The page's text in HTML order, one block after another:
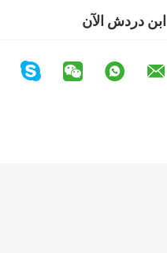
ابن دردش الآن